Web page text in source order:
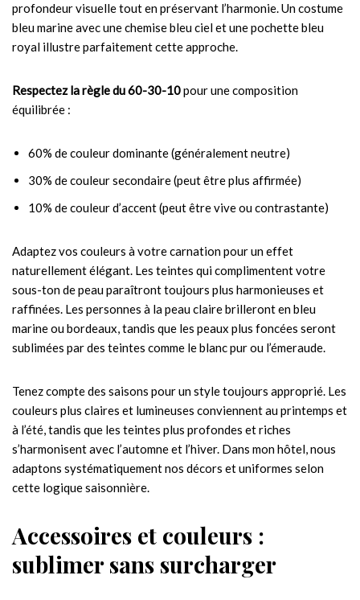
profondeur visuelle tout en préservant l’harmonie. Un costume
bleu marine avec une chemise bleu ciel et une pochette bleu
royal illustre parfaitement cette approche.
Respectez la règle du 60-30-10pour une composition
équilibrée :
60% de couleur dominante (généralement neutre)
30% de couleur secondaire (peut être plus affirmée)
10% de couleur d’accent (peut être vive ou contrastante)
Adaptez vos couleurs à votre carnation pour un effet
naturellement élégant. Les teintes qui complimentent votre
sous-ton de peau paraîtront toujours plus harmonieuses et
raffinées. Les personnes à la peau claire brilleront en bleu
marine ou bordeaux, tandis que les peaux plus foncées seront
sublimées par des teintes comme le blanc pur ou l’émeraude.
Tenez compte des saisons pour un style toujours approprié. Les
couleurs plus claires et lumineuses conviennent au printemps et
à l’été, tandis que les teintes plus profondes et riches
s’harmonisent avec l’automne et l’hiver. Dans mon hôtel, nous
adaptons systématiquement nos décors et uniformes selon
cette logique saisonnière.
Accessoires et couleurs :
sublimer sans surcharger